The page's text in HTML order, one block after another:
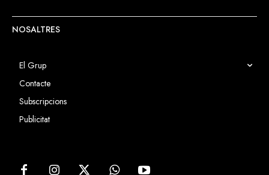
NOSALTRES
El Grup
Contacte
Subscripcions
Publicitat